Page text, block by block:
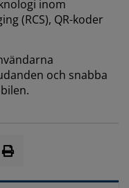
inom
(RCS), QR-koder
och snabba
n.